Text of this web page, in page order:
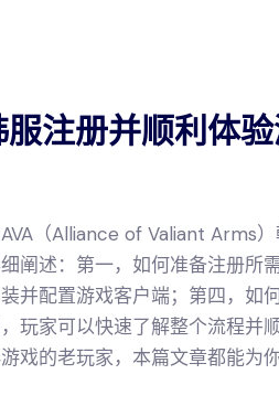
注册并顺利体
（Alliance of Valiant Arms
阐述：第一，如何准备注册所
并配置游戏客户端；第四，如
玩家可以快速了解整个流程并
戏的老玩家，本篇文章都能为